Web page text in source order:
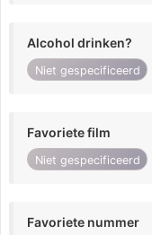
Alcohol drinken?
Niet gespecificeerd
Favoriete film
Niet gespecificeerd
Favoriete nummer